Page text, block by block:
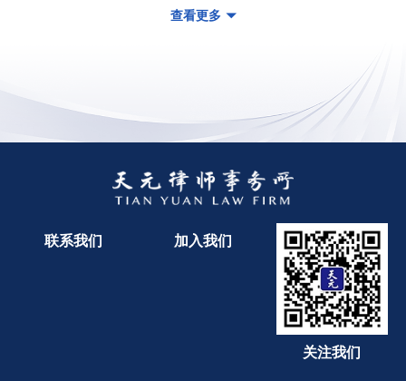
查看更多
联系我们 加入我们
关注我们